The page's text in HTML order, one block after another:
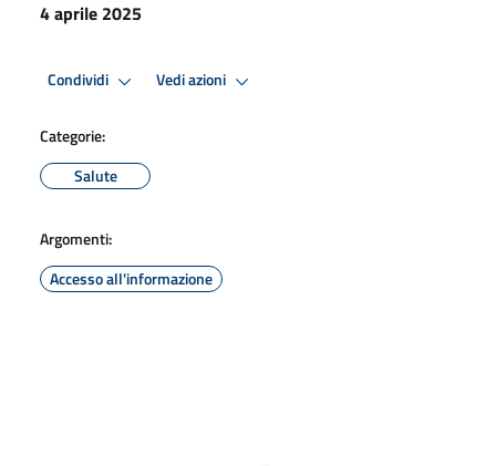
4 aprile 2025
Condividi Vedi azioni
Categorie:
Salute
Argomenti:
Accesso all'informazione